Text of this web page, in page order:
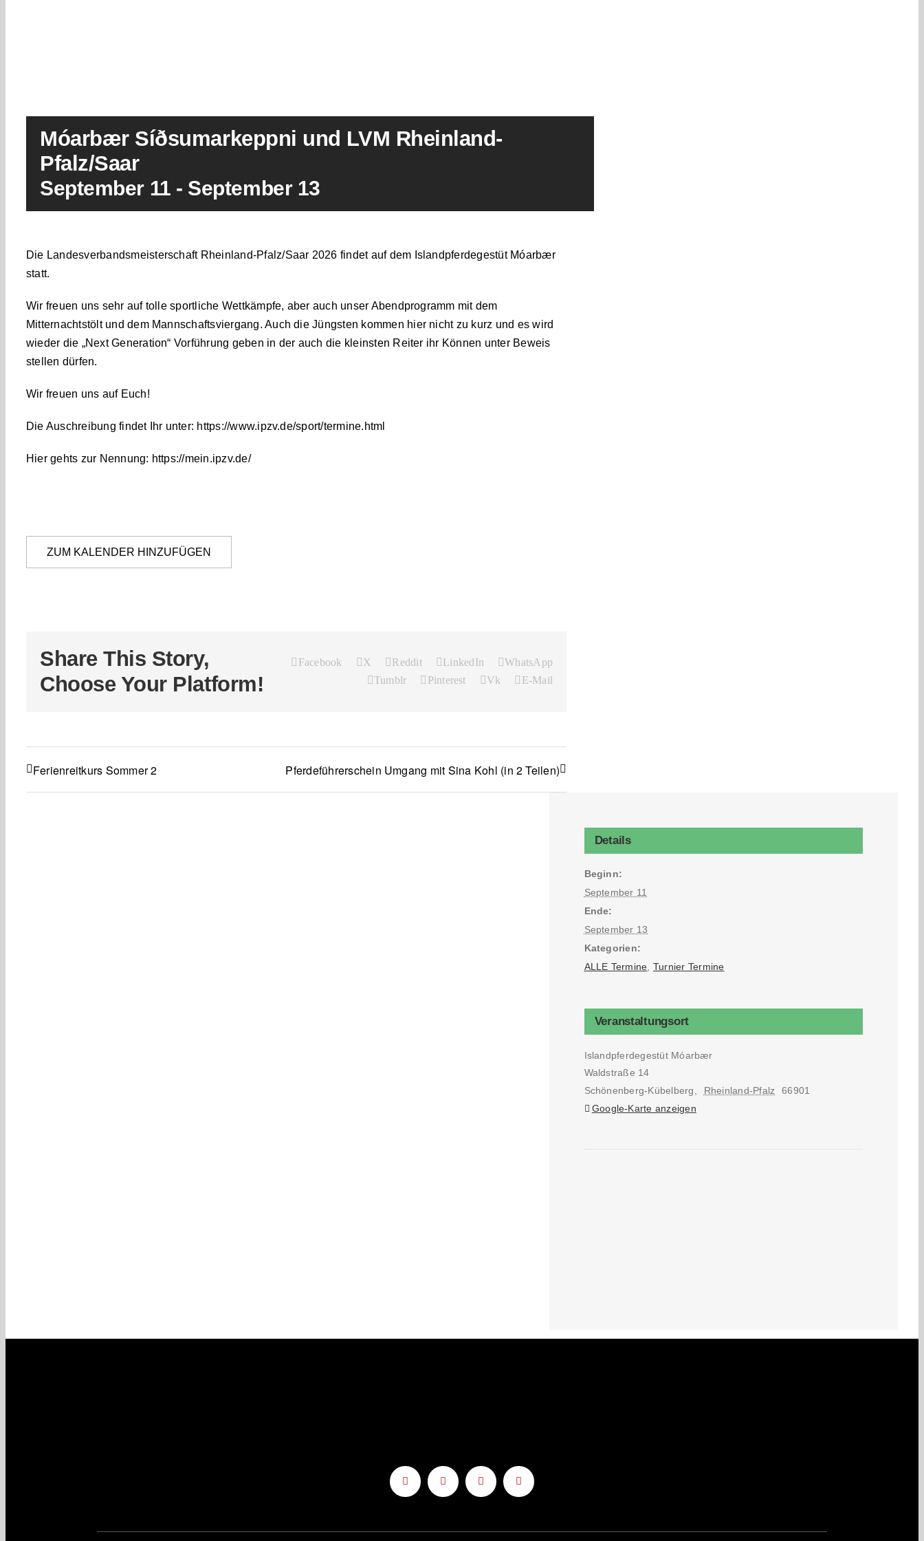
Móarbær Síðsumarkeppni und LVM Rheinland-
Pfalz/Saar
September 11 - September 13
Die Landesverbandsmeisterschaft Rheinland-Pfalz/Saar 2026 findet auf dem Islandpferdegestüt Móarbær
statt.
Wir freuen uns sehr auf tolle sportliche Wettkämpfe, aber auch unser Abendprogramm mit dem
Mitternachtstölt und dem Mannschaftsviergang. Auch die Jüngsten kommen hier nicht zu kurz und es wird
wieder die „Next Generation“ Vorführung geben in der auch die kleinsten Reiter ihr Können unter Beweis
stellen dürfen.
Wir freuen uns auf Euch!
Die Auschreibung findet Ihr unter: https://www.ipzv.de/sport/termine.html
Hier gehts zur Nennung: https://mein.ipzv.de/
ZUM KALENDER HINZUFÜGEN
Share This Story,
Choose Your Platform!
Facebook X Reddit LinkedIn
WhatsApp
Tumblr
Pinterest Vk E-Mail
Ferienreitkurs Sommer 2 Pferdeführerschein Umgang mit Sina Kohl (in 2 Teilen)
Details
Beginn:
September 11
Ende:
September 13
Kategorien:
ALLE Termine Turnier Termine
Veranstaltungsort
Islandpferdegestüt Móarbær
Waldstraße 14
Schönenberg-Kübelberg
Rheinland-Pfalz
66901
Google-Karte anzeigen